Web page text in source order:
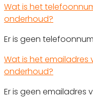
Wat is het
onderhoud?
Er is geen
Wat is het emailadres
onderhoud?
Er is geen emailadres